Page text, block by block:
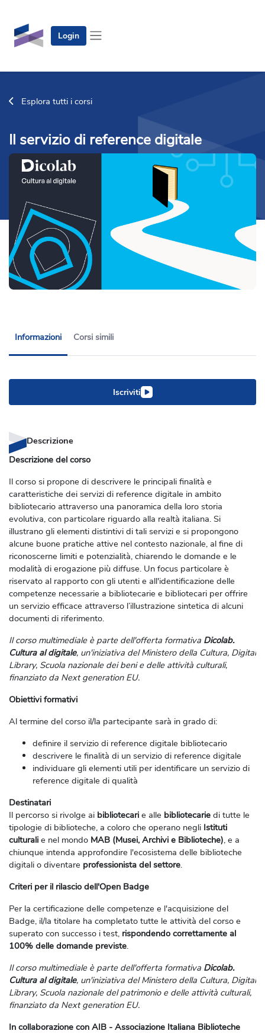
Login
Esplora tutti i corsi
Il servizio di reference digitale
Informazioni Corsi simili
Iscriviti
Descrizione
Descrizione del corso
Il corso si propone di descrivere le principali finalità e
caratteristiche dei servizi di reference digitale in ambito
bibliotecario attraverso una panoramica della loro storia
evolutiva, con particolare riguardo alla realtà italiana. Si
illustrano gli elementi distintivi di tali servizi e si propongono
alcune buone pratiche attive nel contesto nazionale, al fine di
riconoscerne limiti e potenzialità, chiarendo le domande e le
modalità di erogazione più diffuse. Un focus particolare è
riservato al rapporto con gli utenti e all'identificazione delle
competenze necessarie a bibliotecarie e bibliotecari per offrire
un servizio efficace attraverso l’illustrazione sintetica di alcuni
documenti di riferimento.
Il corso multimediale è parte dell'offerta formativa Dicolab.
Cultura al digitale, un'iniziativa del Ministero della Cultura, Digital
Library, Scuola nazionale dei beni e delle attività culturali,
finanziato da Next generation EU.
Obiettivi formativi
Al termine del corso il/la partecipante sarà in grado di:
definire il servizio di reference digitale bibliotecario
descrivere le finalità di un servizio di reference digitale
individuare gli elementi utili per identificare un servizio di
reference digitale di qualità
Destinatari
Il percorso si rivolge ai bibliotecari e alle bibliotecarie di tutte le
tipologie di biblioteche, a coloro che operano negli Istituti
culturali e nel mondo MAB (Musei, Archivi e Biblioteche), e a
chiunque intenda approfondire l'ecosistema delle biblioteche
digitali o diventare professionista del settore.
Criteri per il rilascio dell'Open Badge
Per la certificazione delle competenze e l'acquisizione del
Badge, il/la titolare ha completato tutte le attività del corso e
superato con successo i test, rispondendo correttamente al
100% delle domande previste.
Il corso multimediale è parte dell'offerta formativa Dicolab.
Cultura al digitale, un'iniziativa del Ministero della Cultura, Digital
Library, Scuola nazionale del patrimonio e delle attività culturali,
finanziato da Next generation EU.
In collaborazione con AIB - Associazione Italiana Biblioteche